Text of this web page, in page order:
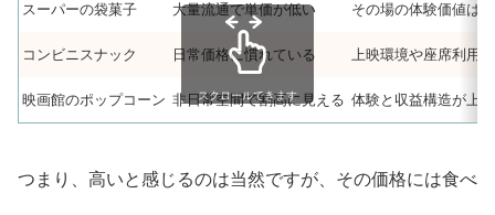
スーパーの袋菓子 大量流通で単価が低い その場の体験価値は
コンビニスナック 日常価格に慣れている 上映環境や座席利用
映画館のポップコーン 非日常空間で割高に見える 体験と収益構造が上
スクロールできます
つまり、高いと感じるのは当然ですが、その価格には食べ